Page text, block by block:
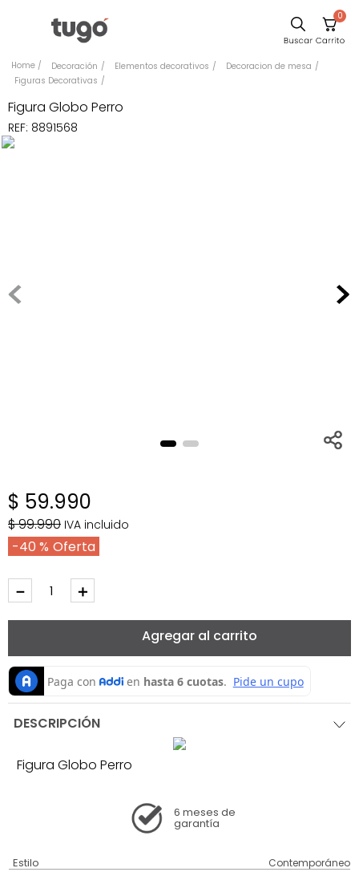
0
Decoración Elementos decorativos
Decoracion de mesa
Figuras Decorativas
Figura Globo Perro
REF: 8891568
$ 59.990
$99.990 IVA incluido
40 %
＋
－
Agregar al carrito
DESCRIPCIÓN
Figura Globo Perro
6 meses de
garantía
Estilo Contemporáneo
Escritorio
Sillas